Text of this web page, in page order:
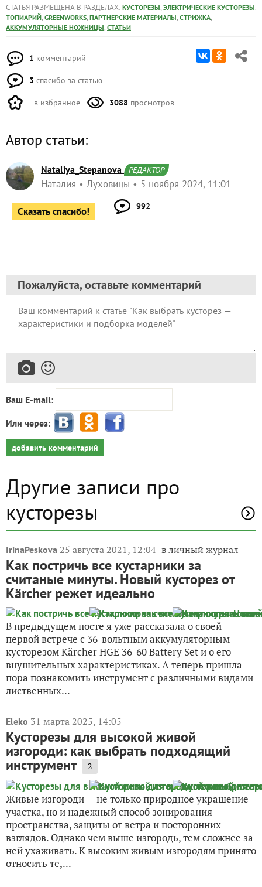
СТАТЬЯ РАЗМЕЩЕНА В РАЗДЕЛАХ: КУСТОРЕЗЫ, ЭЛЕКТРИЧЕСКИЕ КУСТОРЕЗЫ,
ТОПИАРИЙ, GREENWORKS, ПАРТНЕРСКИЕ МАТЕРИАЛЫ, СТРИЖКА,
АККУМУЛЯТОРНЫЕ НОЖНИЦЫ, СТАТЬИ
1 комментарий
3 спасибо за статью
в избранное 3088 просмотров
Автор статьи:
Nataliya_Stepanova РЕДАКТОР
Наталия Луховицы 5 ноября 2024, 11:01
Сказать спасибо! 992
Пожалуйста, оставьте комментарий
Ваш E-mail:
Или через:
добавить комментарий
Другие записи про
кусторезы
IrinaPeskova 25 августа 2021, 12:04 в личный журнал
Как постричь все кустарники за
считаные минуты. Новый кусторез от
Kärcher режет идеально
В предыдущем посте я уже рассказала о своей
первой встрече с 36-вольтным аккумуляторным
кусторезом Kärcher HGE 36-60 Battery Set и о его
внушительных характеристиках. А теперь пришла
пора познакомить инструмент с различными видами
лиственных...
Eleko 31 марта 2025, 14:05
Кусторезы для высокой живой
изгороди: как выбрать подходящий
инструмент 2
Живые изгороди — не только природное украшение
участка, но и надежный способ зонирования
пространства, защиты от ветра и посторонних
взглядов. Однако чем выше изгородь, тем сложнее за
ней ухаживать. К высоким живым изгородям принято
относить те,...